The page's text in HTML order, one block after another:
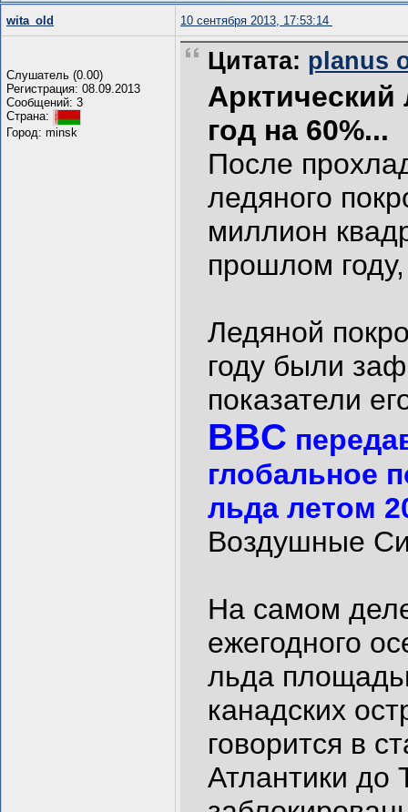
wita_old 10 сентября 2013, 17:53:14
Слушатель (0.00)
Регистрация: 08.09.2013
Сообщений: 3
Страна:
Город: minsk
Цитата: planus
год на 60%...
После
ледяного
миллион
прошлом
Ледяной
году были
показатели
BBC
глобальное
льда летом
Воздушные
На самом
ежегодного
льда
канадских
говорится в
Атлантики до